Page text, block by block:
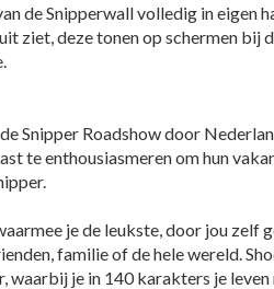
de Snipperwall volledig in eigen
ziet, deze tonen op schermen bij
Snipper Roadshow door
te enthousiasmeren om hun
je de leukste, door jou zelf
familie of de hele wereld.
je in 140 karakters je leven